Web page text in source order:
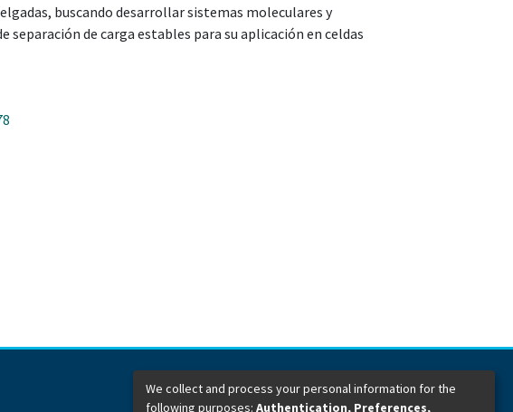
buscando desarrollar sistemas moleculares y
separación de carga estables para su aplicación en celdas
Dirección General de Bibliotecas
We collect and process your personal information for the
following purposes: Authentication, Preferences,